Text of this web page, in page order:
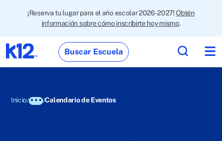
¡Reserva tu lugar para el año escolar 2026-2027!Obtén
información sobre cómo inscribirte hoy mismo.
Buscar Escuela
Inicio Calendario de Eventos